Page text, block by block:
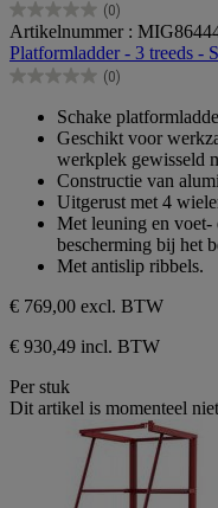
(0)
0.0
van
de
5
Artikelnummer :
Platformladder - 3 treeds -
(0)
0.0
sterren.
Schake
Geschikt voor
werkplek gewisseld
Constructie van
Uitgerust met 4
Met leuning en voet-
bescherming bij het
Met antislip ribbels.
€ 769,00 excl. BTW
€ 930,49 incl. BTW
Per stuk
Dit artikel is momenteel